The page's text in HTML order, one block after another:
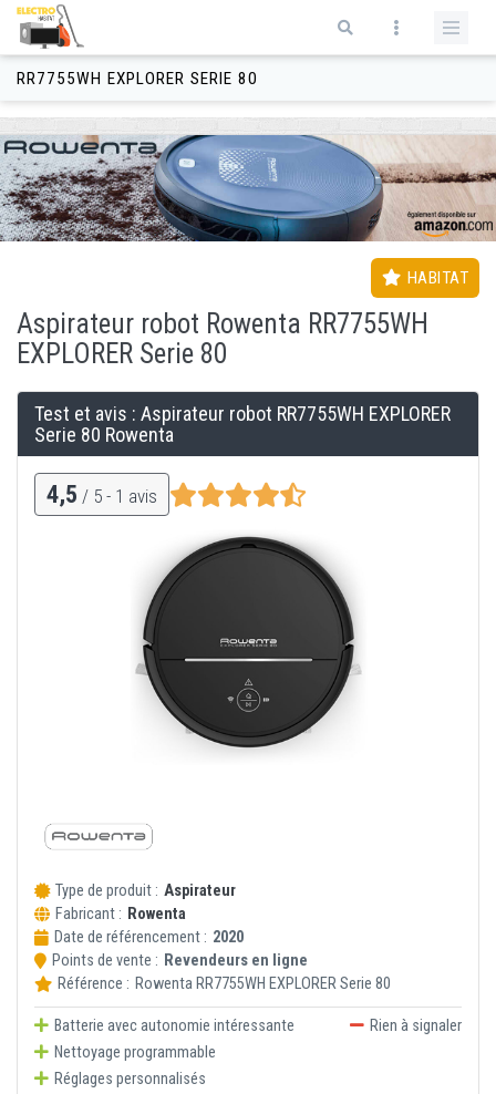
Aller au contenu principal
Formulaire de recherche
RR7755WH EXPLORER SERIE 80
HABITAT
Aspirateur robot Rowenta RR7755WH
EXPLORER Serie 80
Test et avis : Aspirateur robot RR7755WH EXPLORER
Serie 80 Rowenta
4,5 / 5 - 1 avis
Type de produit : Aspirateur
Fabricant : Rowenta
Date de référencement : 2020
Points de vente : Revendeurs en ligne
Référence : Rowenta RR7755WH EXPLORER Serie 80
Batterie avec autonomie intéressante
Nettoyage programmable
Réglages personnalisés
Rien à signaler